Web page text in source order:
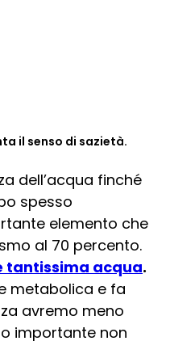
il senso di sazietà.
dell’acqua finché
spesso
elemento che
al 70 percento.
tantissima acqua.
metabolica e fa
avremo meno
importante non